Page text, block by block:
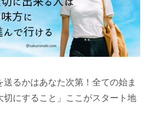
送るかはあなた次第！全ての始ま
切にすること」ここがスタート地